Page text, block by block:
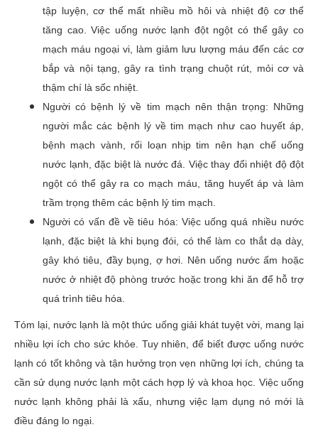
tập luyện, cơ thể mất nhiều mồ hôi và nhiệt độ cơ thể
tăng cao. Việc uống nước lạnh đột ngột có thể gây co
mạch máu ngoại vi, làm giảm lưu lượng máu đến các cơ
bắp và nội tạng, gây ra tình trạng chuột rút, mỏi cơ và
thậm chí là sốc nhiệt.
Người có bệnh lý về tim mạch nên thận trọng: Những
người mắc các bệnh lý về tim mạch như cao huyết áp,
bệnh mạch vành, rối loạn nhịp tim nên hạn chế uống
nước lạnh, đặc biệt là nước đá. Việc thay đổi nhiệt độ đột
ngột có thể gây ra co mạch máu, tăng huyết áp và làm
trầm trọng thêm các bệnh lý tim mạch.
Người có vấn đề về tiêu hóa: Việc uống quá nhiều nước
lạnh, đặc biệt là khi bụng đói, có thể làm co thắt dạ dày,
gây khó tiêu, đầy bụng, ợ hơi. Nên uống nước ấm hoặc
nước ở nhiệt độ phòng trước hoặc trong khi ăn để hỗ trợ
quá trình tiêu hóa.
Tóm lại, nước lạnh là một thức uống giải khát tuyệt vời, mang lại
nhiều lợi ích cho sức khỏe. Tuy nhiên, để biết được uống nước
lạnh có tốt không và tận hưởng trọn vẹn những lợi ích, chúng ta
cần sử dụng nước lạnh một cách hợp lý và khoa học. Việc uống
nước lạnh không phải là xấu, nhưng việc lạm dụng nó mới là
điều đáng lo ngại.